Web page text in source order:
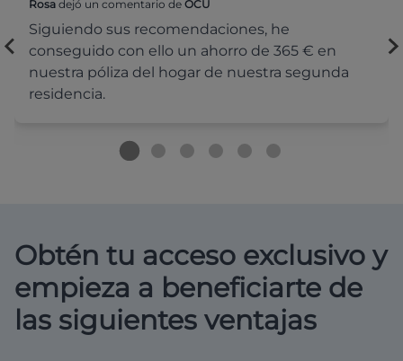
Rosa dejó un comentario de OCU
Siguiendo sus recomendaciones, he
conseguido con ello un ahorro de 365 € en
nuestra póliza del hogar de nuestra segunda
residencia.
Obtén tu acceso exclusivo y
empieza a beneficiarte de
las siguientes ventajas